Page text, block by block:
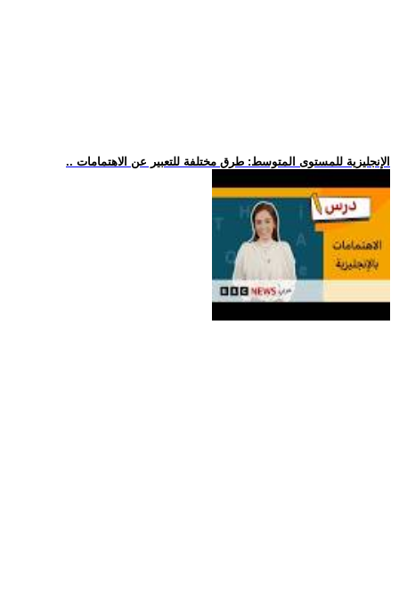
.. الإنجليزية للمستوى المتوسط: طرق مختلفة للتعبير عن الاهتمامات